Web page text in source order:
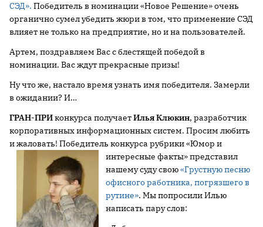
СЭД». Победитель в номинации «Новое Решение» очень
органично сумел убедить жюри в том, что применение СЭД
влияет не только на предприятие, но и на пользователей.
Артем, поздравляем Вас с блестящей победой в
номинации. Вас ждут прекрасные призы!
Ну что же, настало время узнать имя победителя. Замерли
в ожидании? И…
ГРАН-ПРИконкурса получаетИлья Клюкин, разработчик
корпоративных информационных систем. Просим любить
и жаловать! Победитель конкурса рубрики «Юмор и
интересные факты»представил
нашему суду свою«Грустную песню
офисного работника, погрязшего в
рутине». Мы попросили Илью
написать пару слов: